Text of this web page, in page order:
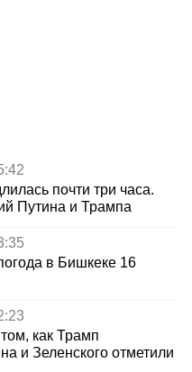
почти три часа.
Путина и Трампа
в Бишкеке 16
как Трамп
и Зеленского отметили